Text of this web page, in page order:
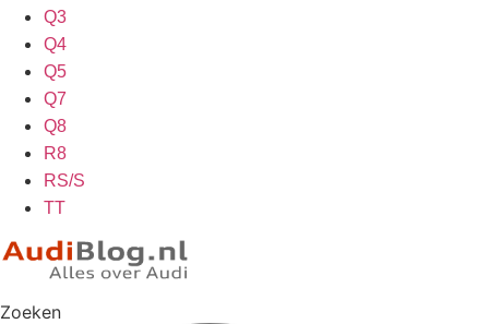
Q3
Q4
Q5
Q7
Q8
R8
RS/S
TT
Zoeken